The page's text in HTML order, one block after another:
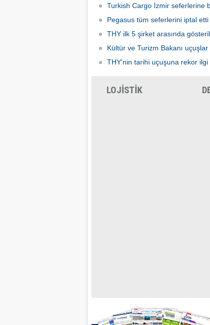
Turkish Cargo İzmir seferlerine
Pegasus tüm seferlerini iptal etti
THY ilk 5 şirket arasında
Kültür ve Turizm Bakanı uçuşlar
THY'nin tarihi uçuşuna rekor ilgi
LOJİSTİK